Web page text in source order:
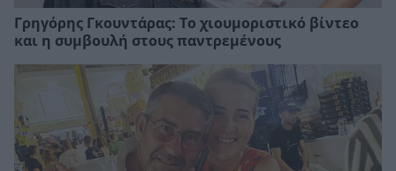
Γρηγόρης Γκουντάρας: Το χιουμοριστικό βίντεο
και η συμβουλή στους παντρεμένους